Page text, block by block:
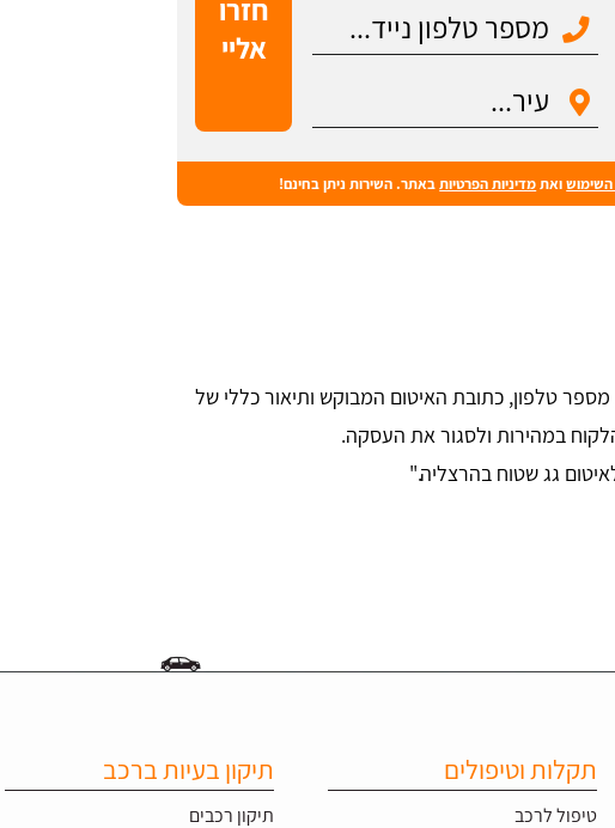
השימושואתמדיניות הפרטיותבאתר. השירות ניתן בחינם!
טלפון, כתובת האיטום המבוקש ותיאור כללי של
במהירות ולסגור את העסקה.
תקלות וטיפולים
טיפול לרכב
תיקון בעיות ברכב
תיקון רכבים